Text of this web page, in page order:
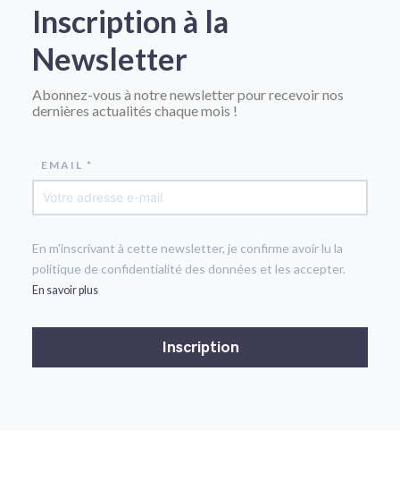
Inscription à la
Newsletter
Abonnez-vous à notre newsletter pour recevoir nos
dernières actualités chaque mois !
EMAIL *
En m'inscrivant à cette newsletter, je confirme avoir lu la
politique de confidentialité des données et les accepter.
En savoir plus